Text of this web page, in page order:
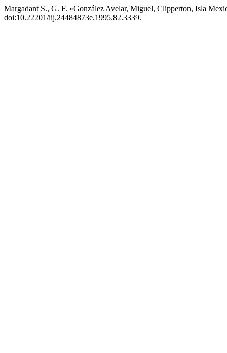
Margadant S., G. F. «González Avelar, Miguel, Clipperton, Isla
doi:10.22201/iij.24484873e.1995.82.3339.